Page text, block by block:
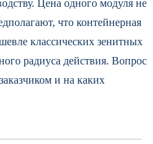
Цена одного модуля не
что контейнерная
классических зенитных
радиуса действия. Вопрос
и на каких